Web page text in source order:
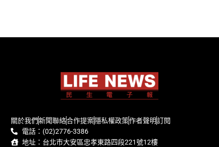
關於我們新聞聯絡合作提案隱私權政策作者聲明訂閱
電話：(02)2776-3386
地址：台北市大安區忠孝東路四段221號12樓